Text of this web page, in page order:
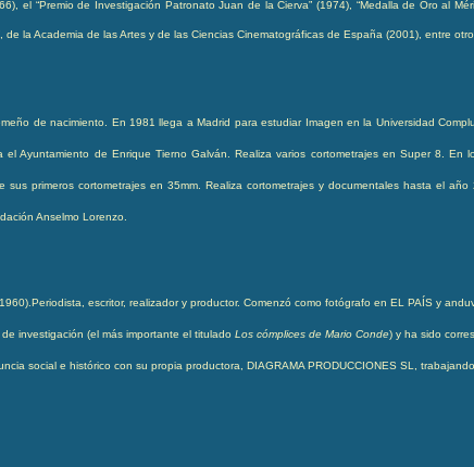
el “Premio de Investigación Patronato Juan de la Cierva” (1974), “Medalla de Oro al
la Academia de las Artes y de las Ciencias Cinematográficas de España (2001), entre
de nacimiento. En 1981 llega a Madrid para estudiar Imagen en la Universidad
el Ayuntamiento de Enrique Tierno Galván. Realiza varios cortometrajes en Super 8.
sus primeros cortometrajes en 35mm. Realiza cortometrajes y documentales hasta el
Anselmo Lorenzo.
Periodista, escritor, realizador y productor. Comenzó como fotógrafo en EL PAÍS y
investigación (el más importante el titulado Los cómplices de Mario Conde) y ha sido
social e histórico con su propia productora, DIAGRAMA PRODUCCIONES SL,